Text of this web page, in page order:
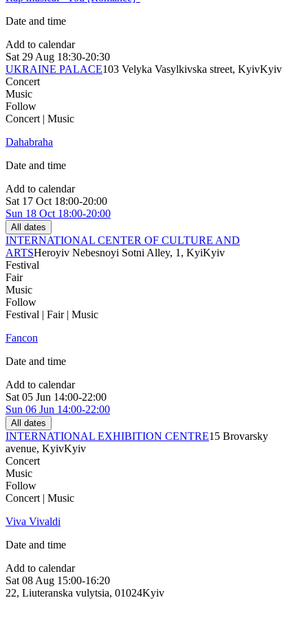
Date and time
Add to calendar
Sat 29 Aug 18:30-20:30
UKRAINE PALACE103 Velyka Vasylkivska street, KyivKyiv
Concert
Music
Follow
Concert | Music
Dahabraha
Date and time
Add to calendar
Sat 17 Oct 18:00-20:00
Sun 18 Oct 18:00-20:00
All dates
INTERNATIONAL CENTER OF CULTURE AND
ARTSHeroyiv Nebesnoyi Sotni Alley, 1, KyiKyiv
Festival
Fair
Music
Follow
Festival | Fair | Music
Fancon
Date and time
Add to calendar
Sat 05 Jun 14:00-22:00
Sun 06 Jun 14:00-22:00
All dates
INTERNATIONAL EXHIBITION CENTRE15 Brovarsky
avenue, KyivKyiv
Concert
Music
Follow
Concert | Music
Viva Vivaldi
Date and time
Add to calendar
Sat 08 Aug 15:00-16:20
22, Liuteranska vulytsia, 01024Kyiv